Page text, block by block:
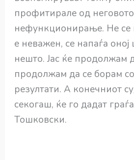
профитирале од неговото
нефункционирање. Не се
е неважен, се напаѓа
нешто. Јас ќе продолжам
продолжам да се борам
резултати. А конечниот
секогаш, ќе го дадат
Тошковски.